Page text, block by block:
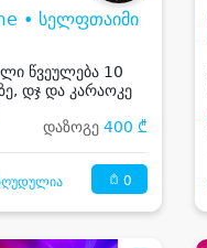
• სელფთაიმი
წვეულება 10
დჯ და კარაოკე
დაზოგე 400 ₾
0